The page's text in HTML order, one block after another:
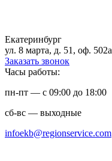
Екатеринбург
ул. 8 марта, д. 51, оф. 502а
Заказать звонок
Часы работы:
пн-пт — с 09:00 до 18:00
сб-вс — выходные
infoekb@regionservice.com